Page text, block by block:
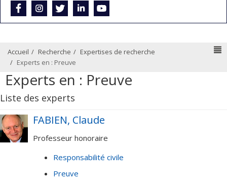
Accueil Recherche
Expertises de recherche
Experts en : Preuve
Experts en : Preuve
Liste des experts
FABIEN, Claude
Professeur honoraire
Responsabilité civile
Preuve